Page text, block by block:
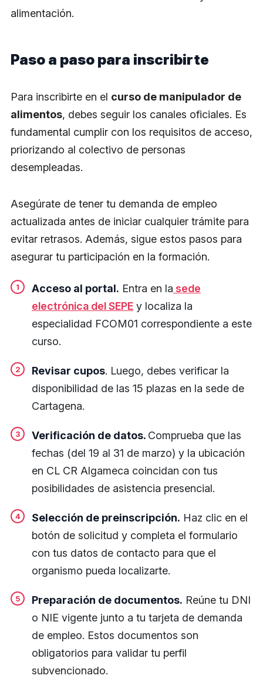
alimentación.
Paso a paso para inscribirte
Para inscribirte en el curso de manipulador de
alimentos, debes seguir los canales oficiales. Es
fundamental cumplir con los requisitos de acceso,
priorizando al colectivo de personas
desempleadas.
Asegúrate de tener tu demanda de empleo
actualizada antes de iniciar cualquier trámite para
evitar retrasos. Además, sigue estos pasos para
asegurar tu participación en la formación.
Acceso al portal. Entra en la sede
electrónica del SEPE y localiza la
especialidad FCOM01 correspondiente a este
curso.
Revisar cupos. Luego, debes verificar la
disponibilidad de las 15 plazas en la sede de
Cartagena.
Verificación de datos. Comprueba que las
fechas (del 19 al 31 de marzo) y la ubicación
en CL CR Algameca coincidan con tus
posibilidades de asistencia presencial.
Selección de preinscripción. Haz clic en el
botón de solicitud y completa el formulario
con tus datos de contacto para que el
organismo pueda localizarte.
Preparación de documentos. Reúne tu DNI
o NIE vigente junto a tu tarjeta de demanda
de empleo. Estos documentos son
obligatorios para validar tu perfil
subvencionado.